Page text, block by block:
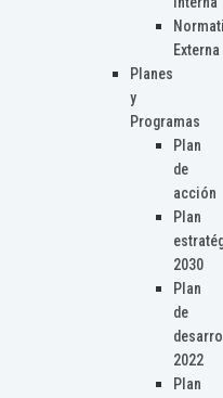
Externa
Planes
y
Programas
Plan
de
acción
Plan
2030
Plan
de
2022
Plan